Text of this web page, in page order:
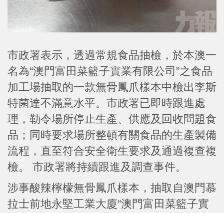
市政署表示，透過常規食品抽檢，於本澳一
名為“澳門富田菜籃子實業有限公司”之食品
加工場抽取的一款無骨鳳爪樣本中檢出李斯
特菌達不滿意水平。市政署已即時跟進處
理，勒令場所停止生產、供應及回收問題食
品；同時要求場所整頓有關食品的生產製備
流程，直至符合安全衛生要求及通過複查複
檢。 市政署將持續跟進及調查事件。
涉事酸辣檸檬無骨鳳爪樣本，抽取自澳門慕
拉士前地永堅工業大廈“澳門富田菜籃子實